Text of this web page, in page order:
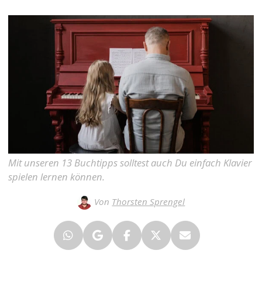
Mit unseren 13 Buchtipps solltest auch Du einfach Klavier
spielen lernen können.
Von Thorsten Sprengel